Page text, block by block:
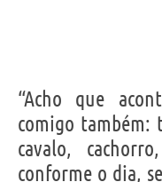
“Acho que
comigo também:
cavalo,
conforme o dia,